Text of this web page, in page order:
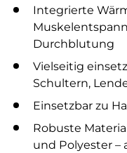
Integrierte
Durchblutung
Vielseitig
Schultern,
Einsetzbar zu
Robuste
und Polyester –